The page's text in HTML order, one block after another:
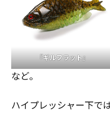
『ギルフラット』
など。
ハイプレッシャー下では